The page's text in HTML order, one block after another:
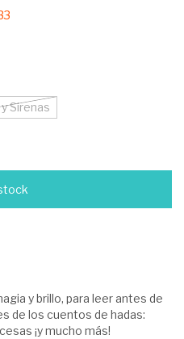
Sirenas
y brillo, para leer antes de
de los cuentos de hadas:
¡y mucho más!